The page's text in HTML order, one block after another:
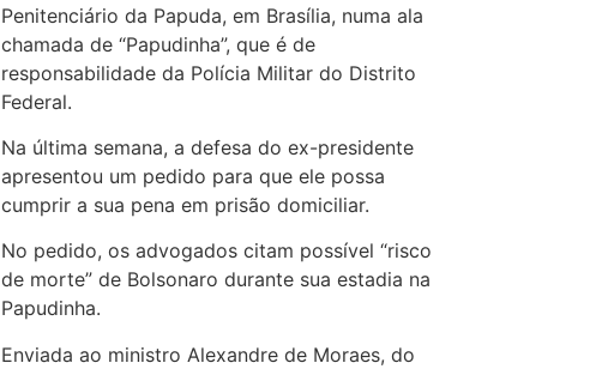
Penitenciário da Papuda, em Brasília, numa ala
chamada de “Papudinha”, que é de
responsabilidade da Polícia Militar do Distrito
Federal.
Na última semana, a defesa do ex-presidente
apresentou um pedido para que ele possa
cumprir a sua pena em prisão domiciliar.
No pedido, os advogados citam possível “risco
de morte” de Bolsonaro durante sua estadia na
Papudinha.
Enviada ao ministro Alexandre de Moraes, do